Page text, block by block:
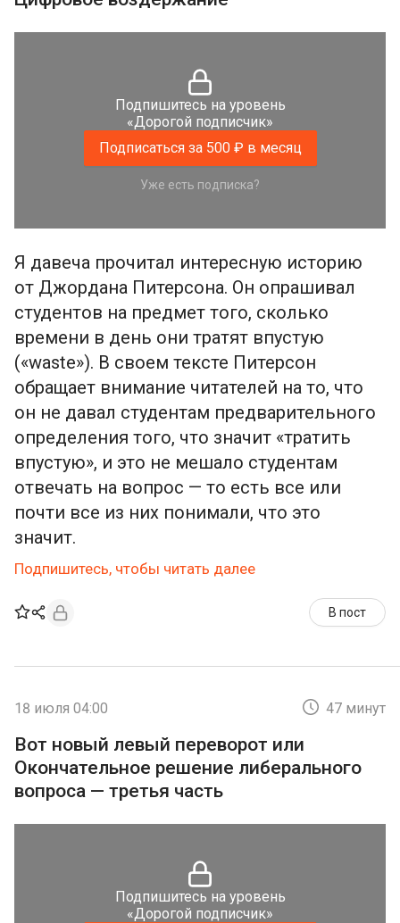
Подпишитесь на уровень
«Дорогой подписчик»
Подписаться за 500 ₽ в месяц
Уже есть подписка?
Я давеча прочитал интересную историю
от Джордана Питерсона. Он опрашивал
студентов на предмет того, сколько
времени в день они тратят впустую
(«waste»). В своем тексте Питерсон
обращает внимание читателей на то, что
он не давал студентам предварительного
определения того, что значит «тратить
впустую», и это не мешало студентам
отвечать на вопрос — то есть все или
почти все из них понимали, что это
значит.
Подпишитесь, чтобы читать далее
В пост
18 июля 04:00 47 минут
Вот новый левый переворот или
Окончательное решение либерального
вопроса — третья часть
Подпишитесь на уровень
«Дорогой подписчик»